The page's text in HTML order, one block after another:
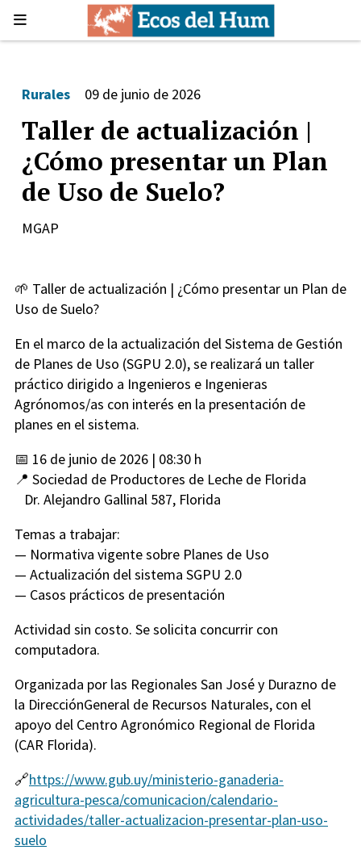
Taller de actualización |
¿Cómo presentar un Plan
de Uso de Suelo?
Rurales 09 de junio de 2026
MGAP
🌱 Taller de actualización | ¿Cómo presentar un Plan de
Uso de Suelo?
En el marco de la actualización del Sistema de Gestión
de Planes de Uso (SGPU 2.0), se realizará un taller
práctico dirigido a Ingenieros e Ingenieras
Agrónomos/as con interés en la presentación de
planes en el sistema.
📅 16 de junio de 2026 | 08:30 h
📍 Sociedad de Productores de Leche de Florida
Dr. Alejandro Gallinal 587, Florida
Temas a trabajar:
— Normativa vigente sobre Planes de Uso
— Actualización del sistema SGPU 2.0
— Casos prácticos de presentación
Actividad sin costo. Se solicita concurrir con
computadora.
Organizada por las Regionales San José y Durazno de
la DirecciónGeneral de Recursos Naturales, con el
apoyo del Centro Agronómico Regional de Florida
(CAR Florida).
🔗https://www.gub.uy/ministerio-ganaderia-
agricultura-pesca/comunicacion/calendario-
actividades/taller-actualizacion-presentar-plan-uso-
suelo